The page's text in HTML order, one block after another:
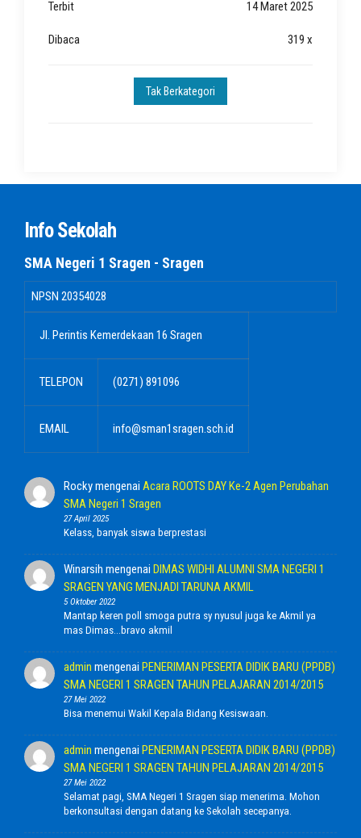
Terbit 14 Maret 2025
Dibaca 319 x
Tak Berkategori
Info Sekolah
SMA Negeri 1 Sragen - Sragen
NPSN 20354028
Jl. Perintis Kemerdekaan 16 Sragen
TELEPON (0271) 891096
EMAIL info@sman1sragen.sch.id
Rockymengenai Acara ROOTS DAY Ke-2 Agen Perubahan
SMA Negeri 1 Sragen
27 April 2025
Kelass, banyak siswa berprestasi
Winarsih mengenai DIMAS WIDHI ALUMNI SMA NEGERI 1
SRAGEN YANG MENJADI TARUNA AKMIL
5 Oktober 2022
Mantap keren poll smoga putra sy nyusul juga ke Akmil ya
mas Dimas...bravo akmil
admin mengenai PENERIMAN PESERTA DIDIK BARU (PPDB)
SMA NEGERI 1 SRAGEN TAHUN PELAJARAN 2014/2015
27 Mei 2022
Bisa menemui Wakil Kepala Bidang Kesiswaan.
admin mengenai PENERIMAN PESERTA DIDIK BARU (PPDB)
SMA NEGERI 1 SRAGEN TAHUN PELAJARAN 2014/2015
27 Mei 2022
Selamat pagi, SMA Negeri 1 Sragen siap menerima. Mohon
berkonsultasi dengan datang ke Sekolah secepanya.